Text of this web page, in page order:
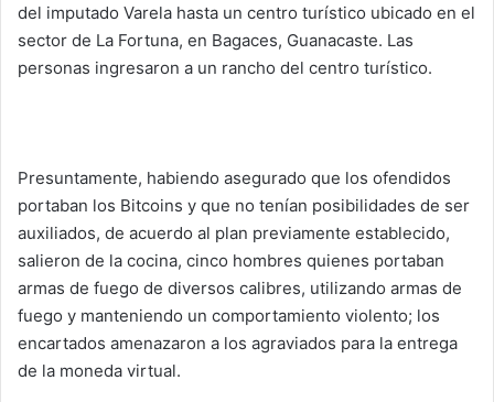
del imputado Varela hasta un centro turístico ubicado en el
sector de La Fortuna, en Bagaces, Guanacaste. Las
personas ingresaron a un rancho del centro turístico.
Presuntamente, habiendo asegurado que los ofendidos
portaban los Bitcoins y que no tenían posibilidades de ser
auxiliados, de acuerdo al plan previamente establecido,
salieron de la cocina, cinco hombres quienes portaban
armas de fuego de diversos calibres, utilizando armas de
fuego y manteniendo un comportamiento violento; los
encartados amenazaron a los agraviados para la entrega
de la moneda virtual.